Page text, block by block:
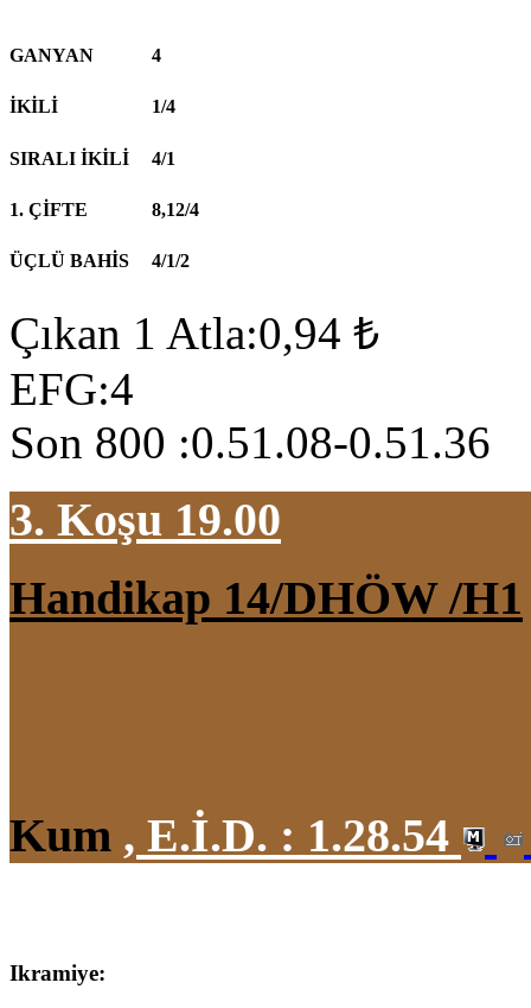
GANYAN 4
İKİLİ 1/4
SIRALI İKİLİ 4/1
1. ÇİFTE 8,12/4
ÜÇLÜ BAHİS 4/1/2
Çıkan 1 Atla:0,94 ₺
EFG:4
Son 800 :0.51.08-0.51.36
3. Koşu 19.00
Handikap 14/DHÖW /H1
Kum , E.İ.D. : 1.28.54
Ikramiye: